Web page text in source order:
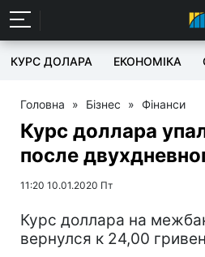
КУРС ДОЛАРА ЕКОНОМІКА
Головна » Бізнес » Фінанси
Курс доллара
после
11:20 10.01.2020 Пт
Курс доллара на
вернулся к 24,00 гривен